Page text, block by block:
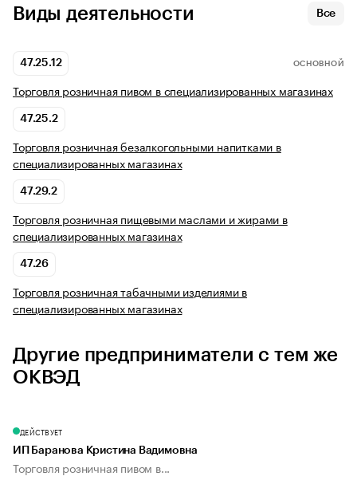
Виды деятельности Все
47.25.12 ОСНОВНОЙ
Торговля розничная пивом в специализированных магазинах
47.25.2
Торговля розничная безалкогольными напитками в
специализированных магазинах
47.29.2
Торговля розничная пищевыми маслами и жирами в
специализированных магазинах
47.26
Торговля розничная табачными изделиями в
специализированных магазинах
Другие предприниматели с тем же
ОКВЭД
ДЕЙСТВУЕТ
ИП Баранова Кристина Вадимовна
Торговля розничная пивом в...